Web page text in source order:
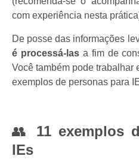
com experiência nesta
De posse das informações
é processá-lasa fim de
Você também pode trabalhar
exemplos de personas para
👥 11 exemplos
IEs